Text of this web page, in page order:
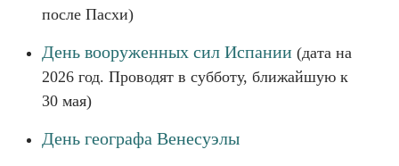
после Пасхи)
День вооруженных сил Испании (дата на
2026 год. Проводят в субботу, ближайшую к
30 мая)
День географа Венесуэлы